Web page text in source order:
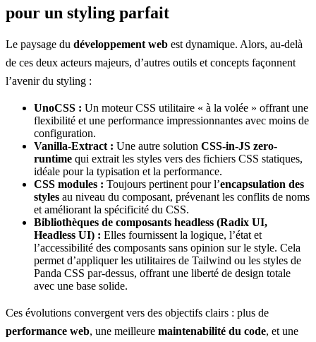
pour un styling parfait
Le paysage du développement web est dynamique. Alors, au-delà
de ces deux acteurs majeurs, d’autres outils et concepts façonnent
l’avenir du styling :
UnoCSS : Un moteur CSS utilitaire « à la volée » offrant une
flexibilité et une performance impressionnantes avec moins de
configuration.
Vanilla-Extract : Une autre solution CSS-in-JS zero-
runtime qui extrait les styles vers des fichiers CSS statiques,
idéale pour la typisation et la performance.
CSS modules : Toujours pertinent pour l’encapsulation des
styles au niveau du composant, prévenant les conflits de noms
et améliorant la spécificité du CSS.
Bibliothèques de composants headless (Radix UI,
Headless UI) : Elles fournissent la logique, l’état et
l’accessibilité des composants sans opinion sur le style. Cela
permet d’appliquer les utilitaires de Tailwind ou les styles de
Panda CSS par-dessus, offrant une liberté de design totale
avec une base solide.
Ces évolutions convergent vers des objectifs clairs : plus de
performance web, une meilleure maintenabilité du code, et une